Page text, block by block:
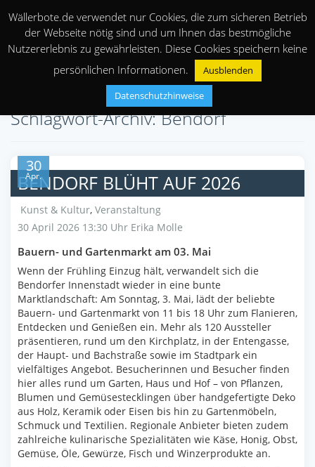
Schlagwort-Archiv: Bendorf
30
Apr.
BENDORF BLÜHT AUF 2026
Kunst & Kultur, Veranstaltung
30 April 2026 13:30 Uhr Erika Molle
Bauern- und Gartenmarkt am 03. Mai
Wenn der Frühling Einzug hält, verwandelt sich die
Bendorfer Innenstadt wieder in eine bunte
Marktlandschaft: Am Sonntag, 3. Mai, lädt der beliebte
Bauern- und Gartenmarkt von 11 bis 18 Uhr zum Flanieren,
Entdecken und Genießen ein. Mehr als 120 Aussteller
präsentieren, rund um den Kirchplatz, in der Entengasse,
der Haupt- und Bachstraße sowie im Stadtpark ein
vielfältiges Angebot. Besucherinnen und Besucher finden
hier alles rund um Garten, Haus und Hof – von Pflanzen,
Blumen und Gemüsestecklingen über handgefertigte Deko
aus Holz, Keramik oder Eisen bis hin zu Gartenmöbeln,
Schmuck und Textilien. Regionale Anbieter bieten zudem
zahlreiche kulinarische Spezialitäten wie Käse, Honig, Obst,
Gemüse, Öle, Gewürze, Fisch und Winzerprodukte an.
Wällerbote.de verwendet nur Cookies, die zum sicheren Betrieb
der Webseite nötig sind und um Ihnen das bestmögliche
Nutzererlebnis zu gewährleisten. Diese Cookies speichern keine
persönlichen Informationen.
Ausblenden
Datenschutzhinweise